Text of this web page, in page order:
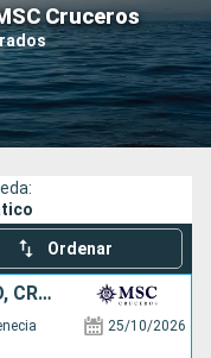
Cruceros
Compañías
Ordenar
ITALIA, GRECIA, MONTENEGRO, CROACIA
25/10/2026